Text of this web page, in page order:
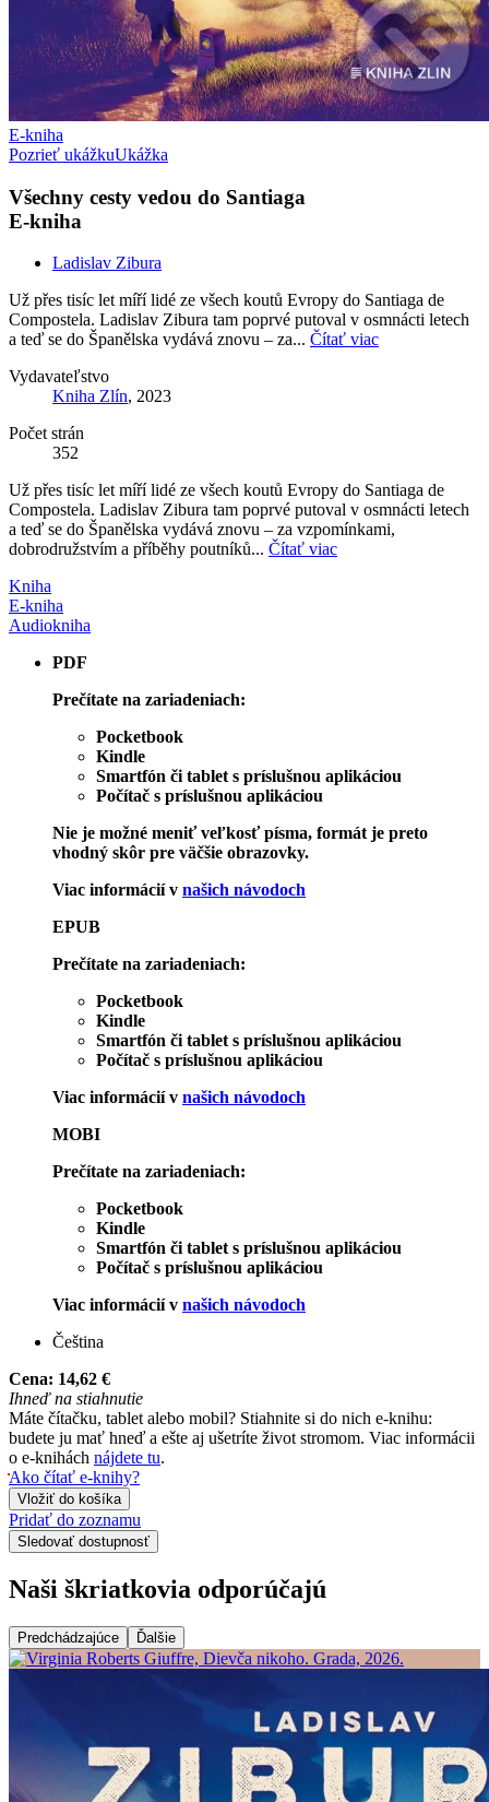
E-kniha
Pozrieť ukážkuUkážka
Všechny cesty vedou do Santiaga
E-kniha
Ladislav Zibura
Už přes tisíc let míří lidé ze všech koutů Evropy do Santiaga de
Compostela. Ladislav Zibura tam poprvé putoval v osmnácti letech
a teď se do Španělska vydává znovu – za... Čítať viac
Vydavateľstvo
Kniha Zlín, 2023
Počet strán
352
Už přes tisíc let míří lidé ze všech koutů Evropy do Santiaga de
Compostela. Ladislav Zibura tam poprvé putoval v osmnácti letech
a teď se do Španělska vydává znovu – za vzpomínkami,
dobrodružstvím a příběhy poutníků... Čítať viac
Kniha
E-kniha
Audiokniha
PDF
Prečítate na zariadeniach:
Pocketbook
Kindle
Smartfón či tablet s príslušnou aplikáciou
Počítač s príslušnou aplikáciou
Nie je možné meniť veľkosť písma, formát je preto
vhodný skôr pre väčšie obrazovky.
Viac informácií v našich návodoch
EPUB
Prečítate na zariadeniach:
Pocketbook
Kindle
Smartfón či tablet s príslušnou aplikáciou
Počítač s príslušnou aplikáciou
Viac informácií v našich návodoch
MOBI
Prečítate na zariadeniach:
Pocketbook
Kindle
Smartfón či tablet s príslušnou aplikáciou
Počítač s príslušnou aplikáciou
Viac informácií v našich návodoch
Čeština
Cena: 14,62 €
Ihneď na stiahnutie
Máte čítačku, tablet alebo mobil? Stiahnite si do nich e-knihu:
budete ju mať hneď a ešte aj ušetríte život stromom. Viac informácii
o e-knihách nájdete tu.
Ako čítať e-knihy?
Vložiť do košíka
Pridať do zoznamu
Sledovať dostupnosť
Naši škriatkovia odporúčajú
Predchádzajúce Ďalšie